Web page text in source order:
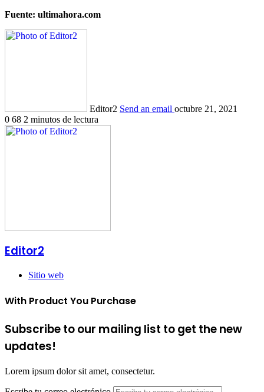
Fuente: ultimahora.com
Editor2 Send an email octubre 21, 2021
0 68 2 minutos de lectura
Editor2
Sitio web
With Product You Purchase
Subscribe to our mailing list to get the new
updates!
Lorem ipsum dolor sit amet, consectetur.